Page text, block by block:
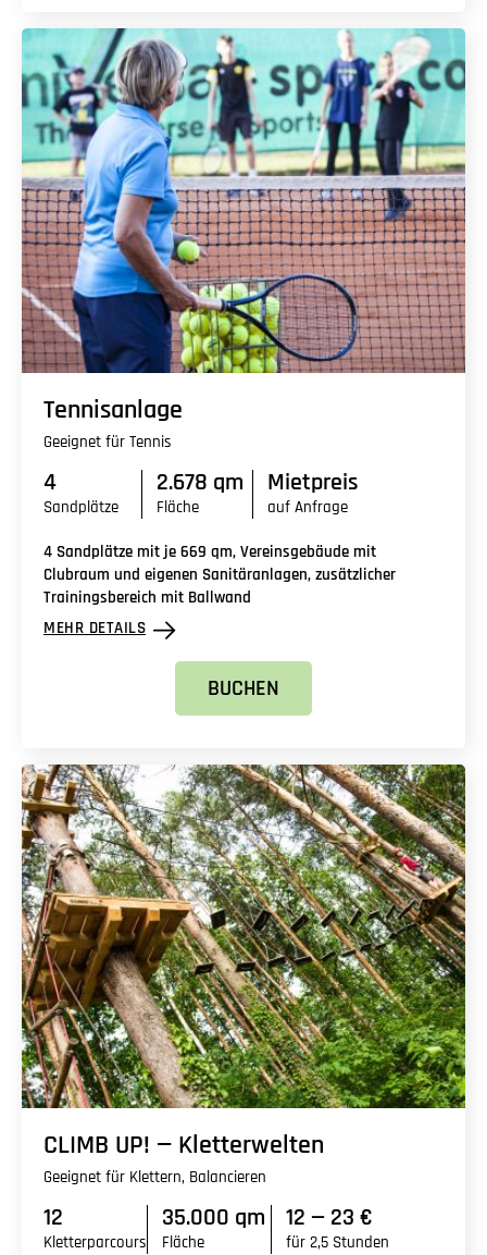
Tennisanlage
Geeignet für Tennis
4
Sandplätze
2.678 qm
Fläche
Mietpreis
auf Anfrage
4 Sandplätze mit je 669 qm, Vereinsgebäude mit
Clubraum und eigenen Sanitäranlagen, zusätzlicher
Trainingsbereich mit Ballwand
MEHR DETAILS
BUCHEN
CLIMB UP! — Kletterwelten
Geeignet für Klettern, Balancieren
12
Kletterparcours
35.000 qm
Fläche
12 — 23 €
für 2,5 Stunden